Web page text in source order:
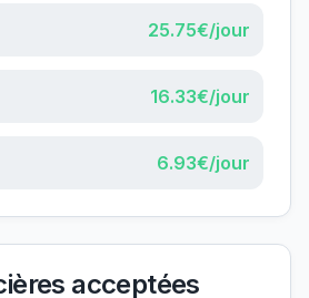
25.75€/jour
16.33€/jour
6.93€/jour
acceptées